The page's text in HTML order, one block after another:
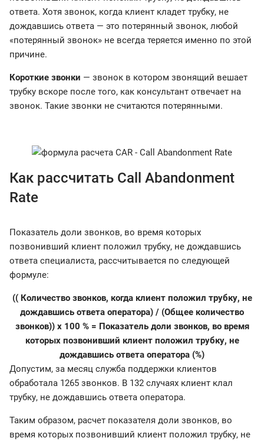
ответа. Хотя звонок, когда клиент кладет трубку, не
дождавшись ответа — это потерянный звонок, любой
«потерянный звонок» не всегда теряется именно по этой
причине.
Короткие звонки — звонок в котором звонящий вешает
трубку вскоре после того, как консультант отвечает на
звонок. Такие звонки не считаются потерянными.
Как рассчитать Call Abandonment
Rate
Показатель доли звонков, во время которых
позвонивший клиент положил трубку, не дождавшись
ответа специалиста, рассчитывается по следующей
формуле:
(( Количество звонков, когда клиент положил трубку, не
дождавшись ответа оператора) / (Общее количество
звонков)) x 100 % = Показатель доли звонков, во время
которых позвонивший клиент положил трубку, не
дождавшись ответа оператора (%)
Допустим, за месяц служба поддержки клиентов
обработала 1265 звонков. В 132 случаях клиент клал
трубку, не дождавшись ответа оператора.
Таким образом, расчет показателя доли звонков, во
время которых позвонивший клиент положил трубку, не